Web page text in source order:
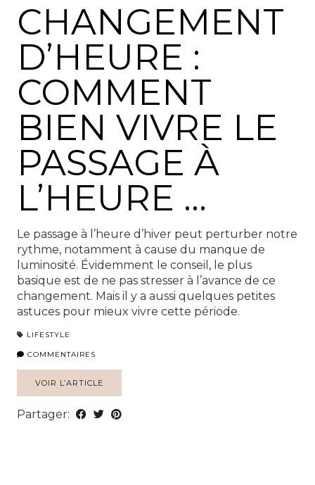
CHANGEMENT
D’HEURE :
COMMENT
BIEN VIVRE LE
PASSAGE À
L’HEURE …
Le passage à l’heure d’hiver peut perturber notre
rythme, notamment à cause du manque de
luminosité. Évidemment le conseil, le plus
basique est de ne pas stresser à l’avance de ce
changement. Mais il y a aussi quelques petites
astuces pour mieux vivre cette période.
LIFESTYLE
COMMENTAIRES
VOIR L’ARTICLE
Partager: